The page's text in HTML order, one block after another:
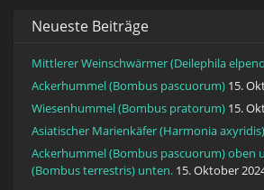
Neueste Beiträge
Mittlerer Weinschwärmer (Deilephila
Ackerhummel (Bombus pascuorum) 15.
Wiesenhummel (Bombus pratorum) 15.
Asiatischer Marienkäfer (Harmonia axyridis)
Ackerhummel (Bombus pascuorum) oben
(Bombus terrestris) unten. 15. Oktober